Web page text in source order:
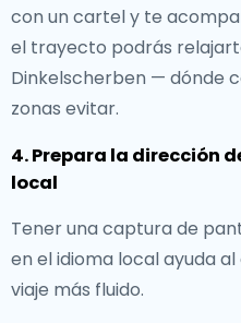
con un cartel y te
el trayecto podrás
Dinkelscherben — dónde
zonas evitar.
4. Prepara la dirección
local
Tener una captura de
en el idioma local ayuda
viaje más fluido.